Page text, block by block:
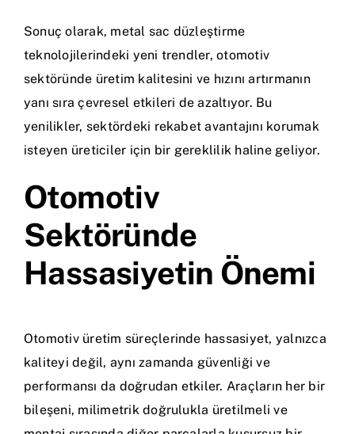
Sonuç olarak, metal sac düzleştirme
teknolojilerindeki yeni trendler, otomotiv
sektöründe üretim kalitesini ve hızını artırmanın
yanı sıra çevresel etkileri de azaltıyor. Bu
yenilikler, sektördeki rekabet avantajını korumak
isteyen üreticiler için bir gereklilik haline geliyor.
Otomotiv
Sektöründe
Hassasiyetin Önemi
Otomotiv üretim süreçlerinde hassasiyet, yalnızca
kaliteyi değil, aynı zamanda güvenliği ve
performansı da doğrudan etkiler. Araçların her bir
bileşeni, milimetrik doğrulukla üretilmeli ve